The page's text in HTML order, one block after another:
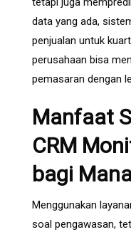
data yang ada,
penjualan untuk
perusahaan bisa
pemasaran dengan
Manfaat
CRM
bagi
Menggunakan
soal pengawasan,